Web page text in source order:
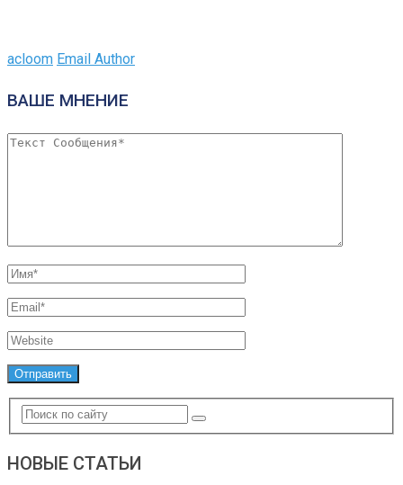
acloom Email Author
ВАШЕ МНЕНИЕ
НОВЫЕ СТАТЬИ